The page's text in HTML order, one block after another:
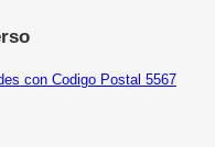
con Codigo Postal 5567